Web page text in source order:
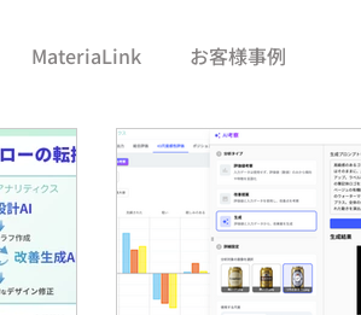
MateriaLink お客様事例